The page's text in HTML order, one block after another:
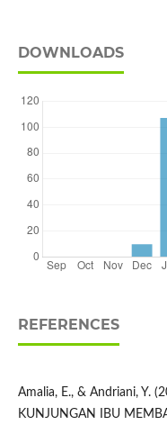
DOWNLOADS
REFERENCES
Amalia, E., & Andriani, Y.
KUNJUNGAN IBU